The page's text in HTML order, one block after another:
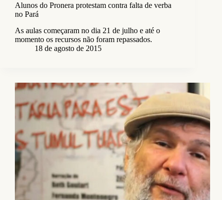
Alunos do Pronera protestam contra falta de verba
no Pará
As aulas começaram no dia 21 de julho e até o
momento os recursos não foram repassados.
18 de agosto de 2015